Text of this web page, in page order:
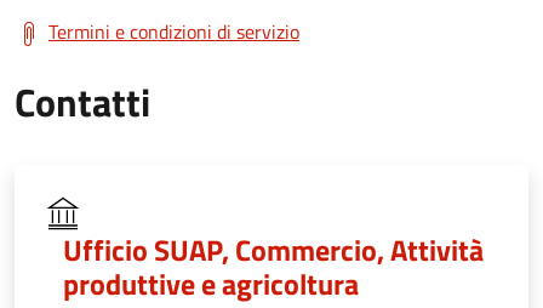
Termini e condizioni di servizio
Contatti
Ufficio SUAP, Commercio, Attività
produttive e agricoltura